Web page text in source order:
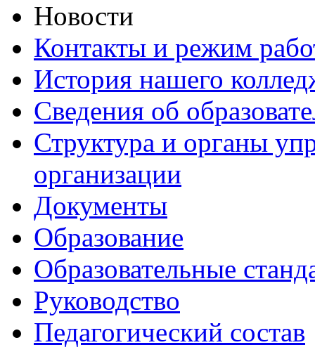
Новости
Контакты и режим
История нашего
Сведения об
Структура и органы
организации
Документы
Образование
Образовательные
Руководство
Педагогический состав